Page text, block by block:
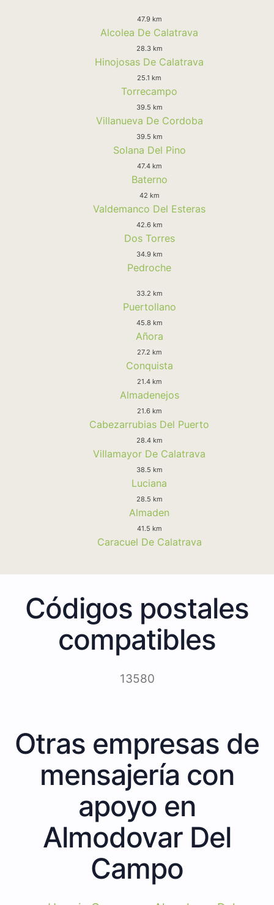
47.9 km
Alcolea De Calatrava
28.3 km
Hinojosas De Calatrava
25.1 km
Torrecampo
39.5 km
Villanueva De Cordoba
39.5 km
Solana Del Pino
47.4 km
Baterno
42 km
Valdemanco Del Esteras
42.6 km
Dos Torres
34.9 km
Pedroche
33.2 km
Puertollano
45.8 km
Añora
27.2 km
Conquista
21.4 km
Almadenejos
21.6 km
Cabezarrubias Del Puerto
28.4 km
Villamayor De Calatrava
38.5 km
Luciana
28.5 km
Almaden
41.5 km
Caracuel De Calatrava
Códigos postales
compatibles
13580
Otras empresas de
mensajería con
apoyo en
Almodovar Del
Campo